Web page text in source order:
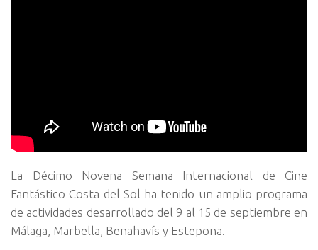
La Décimo Novena Semana Internacional de Cine
Fantástico Costa del Sol ha tenido un amplio programa
de actividades desarrollado del 9 al 15 de septiembre en
Málaga, Marbella, Benahavís y Estepona.